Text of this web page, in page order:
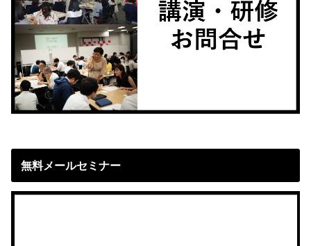
無料メールセミナー